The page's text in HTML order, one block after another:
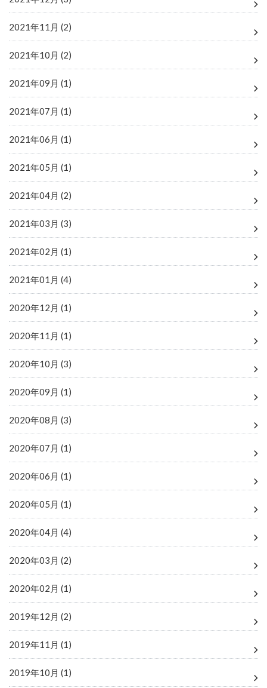
2021年11月 (2)
2021年10月 (2)
2021年09月 (1)
2021年07月 (1)
2021年06月 (1)
2021年05月 (1)
2021年04月 (2)
2021年03月 (3)
2021年02月 (1)
2021年01月 (4)
2020年12月 (1)
2020年11月 (1)
2020年10月 (3)
2020年09月 (1)
2020年08月 (3)
2020年07月 (1)
2020年06月 (1)
2020年05月 (1)
2020年04月 (4)
2020年03月 (2)
2020年02月 (1)
2019年12月 (2)
2019年11月 (1)
2019年10月 (1)